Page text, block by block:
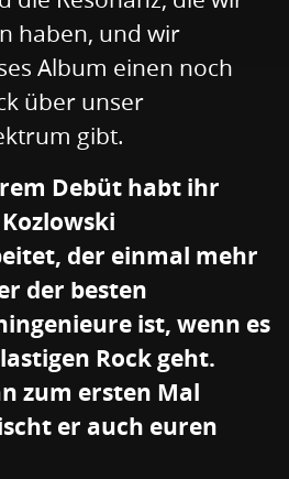
haben, und wir
Album einen noch
über unser
gibt.
Debüt habt ihr
der einmal mehr
der besten
ist, wenn es
Rock geht.
zum ersten Mal
er auch euren